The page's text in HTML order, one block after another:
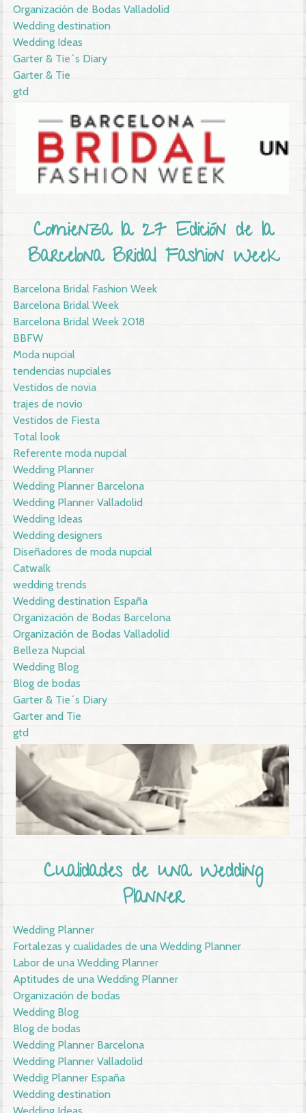
Organización de Bodas Valladolid
Wedding destination
Wedding Ideas
Garter & Tie´s Diary
Garter & Tie
gtd
Comienza la 27 Edición de la
Barcelona Bridal Fashion Week
Barcelona Bridal Fashion Week
Barcelona Bridal Week
Barcelona Bridal Week 2018
BBFW
Moda nupcial
tendencias nupciales
Vestidos de novia
trajes de novio
Vestidos de Fiesta
Total look
Referente moda nupcial
Wedding Planner
Wedding Planner Barcelona
Wedding Planner Valladolid
Wedding Ideas
Wedding designers
Diseñadores de moda nupcial
Catwalk
wedding trends
Wedding destination España
Organización de Bodas Barcelona
Organización de Bodas Valladolid
Belleza Nupcial
Wedding Blog
Blog de bodas
Garter & Tie´s Diary
Garter and Tie
gtd
Cualidades de una Wedding
Planner
Wedding Planner
Fortalezas y cualidades de una Wedding Planner
Labor de una Wedding Planner
Aptitudes de una Wedding Planner
Organización de bodas
Wedding Blog
Blog de bodas
Wedding Planner Barcelona
Wedding Planner Valladolid
Weddig Planner España
Wedding destination